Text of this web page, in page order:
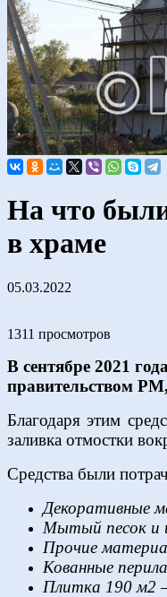
На что
в храме
05.03.2022
1311 просмотров
В сентябре 2021
правительством РМ,
Благодаря этим
заливка отмостки
Средства были
Декоративные
Мытый песок и
Прочие
Кованные
Плитка 190 м2